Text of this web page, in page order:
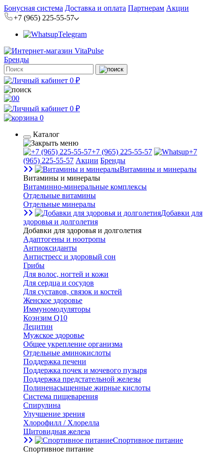
Бонусная система Доставка и оплата Партнерам Акции
+7 (965) 225-55-57
Telegram
Бренды
0 ₽
0
0 ₽
0
Каталог
+7 (965) 225-55-57
+7
(965) 225-55-57 Акции Бренды
Витамины и минералы
Витамины и минералы
Витаминно-минеральные комплексы
Отдельные витамины
Отдельные минералы
Добавки для
здоровья и долголетия
Добавки для здоровья и долголетия
Адаптогены и ноотропы
Антиоксиданты
Антистресс и здоровый сон
Грибы
Для волос, ногтей и кожи
Для сердца и сосудов
Для суставов, связок и костей
Женское здоровье
Иммуномодуляторы
Коэнзим Q10
Лецитин
Мужское здоровье
Общее укрепление организма
Отдельные аминокислоты
Поддержка печени
Поддержка почек и мочевого пузыря
Поддержка предстательной железы
Полиненасыщенные жирные кислоты
Система пищеварения
Спирулина
Улучшение зрения
Хлорофилл / Хлорелла
Щитовидная железа
Спортивное питание
Спортивное питание